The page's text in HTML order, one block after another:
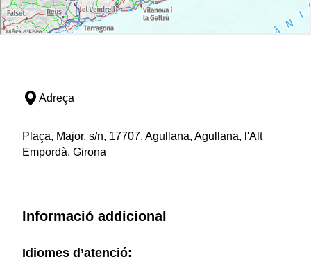
Adreça
Plaça, Major, s/n, 17707, Agullana, Agullana, l'Alt
Empordà, Girona
Informació addicional
Idiomes d’atenció: